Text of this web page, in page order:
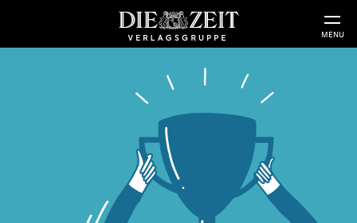
MENU